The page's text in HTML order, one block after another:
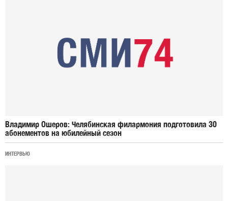
Владимир Ошеров: Челябинская филармония подготовила 30
абонементов на юбилейный сезон
ИНТЕРВЬЮ